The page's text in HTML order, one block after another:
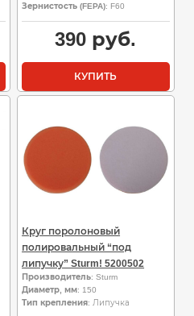
Зернистость (FEPA): F60
390 руб.
КУПИТЬ
Круг поролоновый
полировальный “под
липучку” Sturm! 5200502
Производитель: Sturm
Диаметр, мм: 150
Тип крепления: Липучка